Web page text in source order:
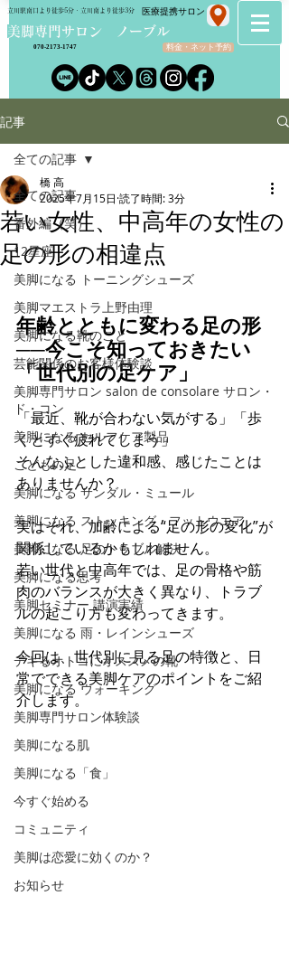
​美脚専門サロン ノーブル
立川駅南口より徒歩5分・立川南より徒歩3分
料金・ネット予約
070-2173-1747
​医療提携サロン
記事
全ての記事
番外編（笑）
12星座
美脚になる トーニングシューズ
美脚マエストラ上野由理
美脚になる靴のこと
芸能関係のお客様体験談
美脚専門サロン salon de consolare サロン・
ド・コン
美脚になる セルフケア製品
こどもの足
美脚になる サンダル・ミュール
美脚になる ストッキング・フットウエア
美脚になる 足のトラブル解決
美脚になる思考
美脚セミナー 講演実績
美脚になる 雨・レインシューズ
デキるオトコにオススメの靴
美脚になる ウォーキング
美脚専門サロン体験談
美脚になる肌
美脚になる「食」
今すぐ始める
コミュニティ
美脚は恋愛に効くのか？
お知らせ
全ての記事
若い女性、中高年の女性の
足の形の相違点
橋 高
2025年7月15日 読了時間: 3分
年齢とともに変わる足の形
──今こそ知っておきたい
「世代別の足ケア」
「最近、靴が合わない気がする」「歩
くとすぐ疲れてしまう」
そんなふとした違和感、感じたことは
ありませんか？
実はそれ、加齢による“足の形の変化”が
関係しているかもしれません。
若い世代と中高年では、足の骨格や筋
肉のバランスが大きく異なり、トラブ
ルの起こり方も変わってきます。
今回は、世代別に見る足の特徴と、日
常でできる美脚ケアのポイントをご紹
介します。